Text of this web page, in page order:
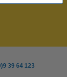
39 64 123